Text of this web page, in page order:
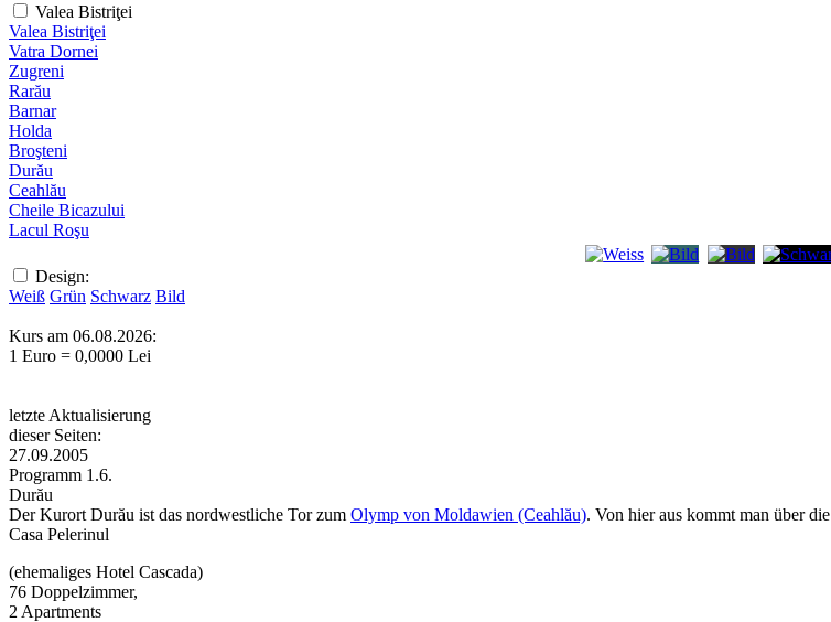
Valea Bistriţei
Valea Bistriţei
Vatra Dornei
Zugreni
Rarău
Barnar
Holda
Broşteni
Durău
Ceahlău
Cheile Bicazului
Lacul Roşu
Design:
Weiß Grün Schwarz Bild
Kurs am 06.08.2026:
1 Euro = 0,0000 Lei
letzte Aktualisierung
dieser Seiten:
27.09.2005
Programm 1.6.
Durău
Der Kurort Durău ist das nordwestliche Tor zum Olymp von Moldawien (Ceahlău). Von hier aus kommt man über die
Casa Pelerinul
(ehemaliges Hotel Cascada)
76 Doppelzimmer,
2 Apartments